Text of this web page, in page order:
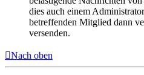
dies auch einem
betreffenden Mitglied dann
versenden.
Nach oben